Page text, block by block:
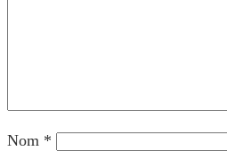
Nom *